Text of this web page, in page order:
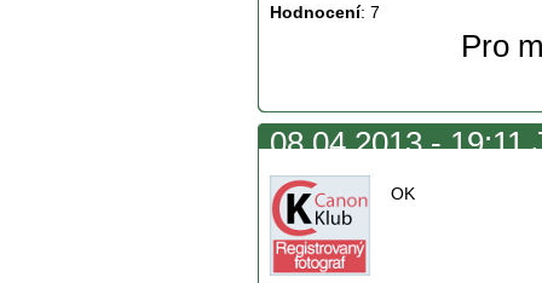
Hodnocení: 7
Pro
08.04.2013 -
OK